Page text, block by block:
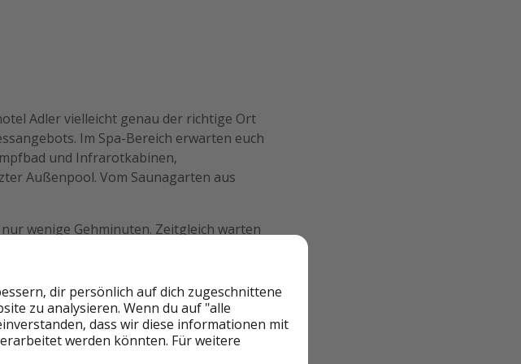
Adler vielleicht genau der richtige Ort
Im Spa-Bereich erwarten euch
und Infrarotkabinen,
Außenpool. Vom Saunagarten aus
wenige Gehminuten. Zeitgleich warten
dir persönlich auf dich zugeschnittene
zu analysieren. Wenn du auf "alle
dass wir diese informationen mit
werden könnten. Für weitere